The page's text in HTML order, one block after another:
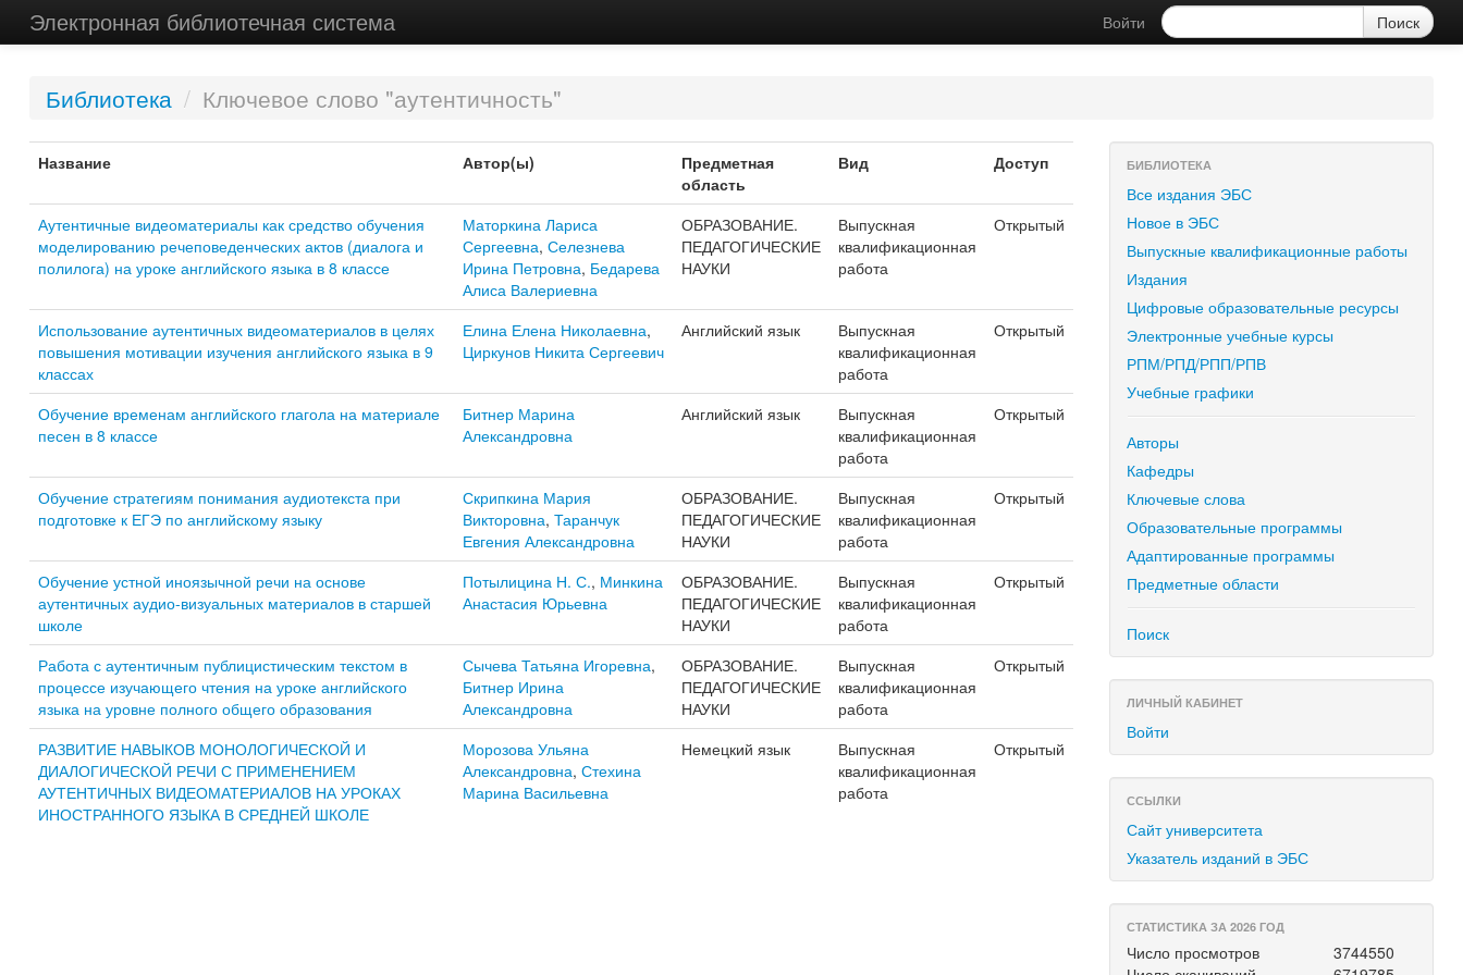
Электронная библиотечная система Войти
Библиотека / Ключевое слово "аутентичность"
Название Автор(ы)
Предметная
область
Вид Доступ
Аутентичные видеоматериалы как средство обучения
моделированию речеповеденческих актов (диалога и
полилога) на уроке английского языка в 8 классе
Маторкина Лариса
Сергеевна, Селезнева
Ирина Петровна, Бедарева
Алиса Валериевна
ОБРАЗОВАНИЕ.
ПЕДАГОГИЧЕСКИЕ
НАУКИ
Выпускная
квалификационная
работа
Открытый
Использование аутентичных видеоматериалов в целях
повышения мотивации изучения английского языка в 9
классах
Елина Елена Николаевна,
Циркунов Никита Сергеевич
Английский язык
Выпускная
квалификационная
работа
Открытый
Обучение временам английского глагола на материале
песен в 8 классе
Битнер Марина
Александровна
Английский язык
Выпускная
квалификационная
работа
Открытый
Обучение стратегиям понимания аудиотекста при
подготовке к ЕГЭ по английскому языку
Скрипкина Мария
Викторовна, Таранчук
Евгения Александровна
ОБРАЗОВАНИЕ.
ПЕДАГОГИЧЕСКИЕ
НАУКИ
Выпускная
квалификационная
работа
Открытый
Обучение устной иноязычной речи на основе
аутентичных аудио-визуальных материалов в старшей
школе
Потылицина Н. С., Минкина
Анастасия Юрьевна
ОБРАЗОВАНИЕ.
ПЕДАГОГИЧЕСКИЕ
НАУКИ
Выпускная
квалификационная
работа
Открытый
Работа с аутентичным публицистическим текстом в
процессе изучающего чтения на уроке английского
языка на уровне полного общего образования
Сычева Татьяна Игоревна,
Битнер Ирина
Александровна
ОБРАЗОВАНИЕ.
ПЕДАГОГИЧЕСКИЕ
НАУКИ
Выпускная
квалификационная
работа
Открытый
РАЗВИТИЕ НАВЫКОВ МОНОЛОГИЧЕСКОЙ И
ДИАЛОГИЧЕСКОЙ РЕЧИ С ПРИМЕНЕНИЕМ
АУТЕНТИЧНЫХ ВИДЕОМАТЕРИАЛОВ НА УРОКАХ
ИНОСТРАННОГО ЯЗЫКА В СРЕДНЕЙ ШКОЛЕ
Морозова Ульяна
Александровна, Стехина
Марина Васильевна
Немецкий язык
Выпускная
квалификационная
работа
Открытый
БИБЛИОТЕКА
Все издания ЭБС
Новое в ЭБС
Выпускные квалификационные работы
Издания
Цифровые образовательные ресурсы
Электронные учебные курсы
РПМ/РПД/РПП/РПВ
Учебные графики
Авторы
Кафедры
Ключевые слова
Образовательные программы
Адаптированные программы
Предметные области
Поиск
ЛИЧНЫЙ КАБИНЕТ
Войти
ССЫЛКИ
Сайт университета
Указатель изданий в ЭБС
СТАТИСТИКА ЗА 2026 ГОД
Число просмотров
3744550